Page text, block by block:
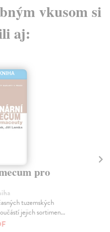
vkusom si
aj:
pro
tuzemských
jejich sortimen...